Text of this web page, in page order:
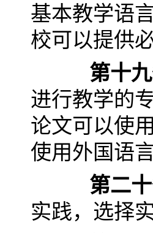
基本教学语
校可以提供
第十
进行教学的
论文可以使
使用外国语
第二
实践，选择